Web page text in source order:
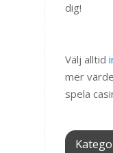
dig!
Välj alltid
mer
spela